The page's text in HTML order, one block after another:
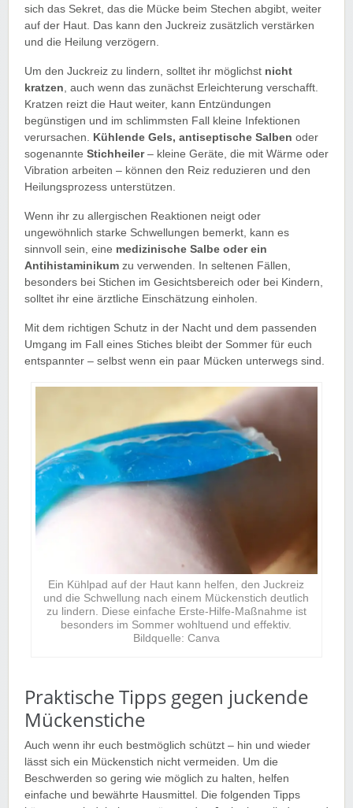
sich das Sekret, das die Mücke beim Stechen abgibt, weiter
auf der Haut. Das kann den Juckreiz zusätzlich verstärken
und die Heilung verzögern.
Um den Juckreiz zu lindern, solltet ihr möglichst nicht
kratzen, auch wenn das zunächst Erleichterung verschafft.
Kratzen reizt die Haut weiter, kann Entzündungen
begünstigen und im schlimmsten Fall kleine Infektionen
verursachen. Kühlende Gels, antiseptische Salben oder
sogenannte Stichheiler– kleine Geräte, die mit Wärme oder
Vibration arbeiten – können den Reiz reduzieren und den
Heilungsprozess unterstützen.
Wenn ihr zu allergischen Reaktionen neigt oder
ungewöhnlich starke Schwellungen bemerkt, kann es
sinnvoll sein, eine medizinische Salbe oder ein
Antihistaminikum zu verwenden. In seltenen Fällen,
besonders bei Stichen im Gesichtsbereich oder bei Kindern,
solltet ihr eine ärztliche Einschätzung einholen.
Mit dem richtigen Schutz in der Nacht und dem passenden
Umgang im Fall eines Stiches bleibt der Sommer für euch
entspannter – selbst wenn ein paar Mücken unterwegs sind.
Ein Kühlpad auf der Haut kann helfen, den Juckreiz
und die Schwellung nach einem Mückenstich deutlich
zu lindern. Diese einfache Erste-Hilfe-Maßnahme ist
besonders im Sommer wohltuend und effektiv.
Bildquelle: Canva
Praktische Tipps gegen juckende
Mückenstiche
Auch wenn ihr euch bestmöglich schützt – hin und wieder
lässt sich ein Mückenstich nicht vermeiden. Um die
Beschwerden so gering wie möglich zu halten, helfen
einfache und bewährte Hausmittel. Die folgenden Tipps